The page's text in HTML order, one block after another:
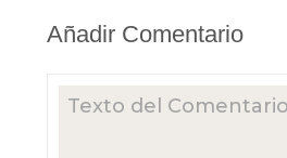
Añadir Comentario